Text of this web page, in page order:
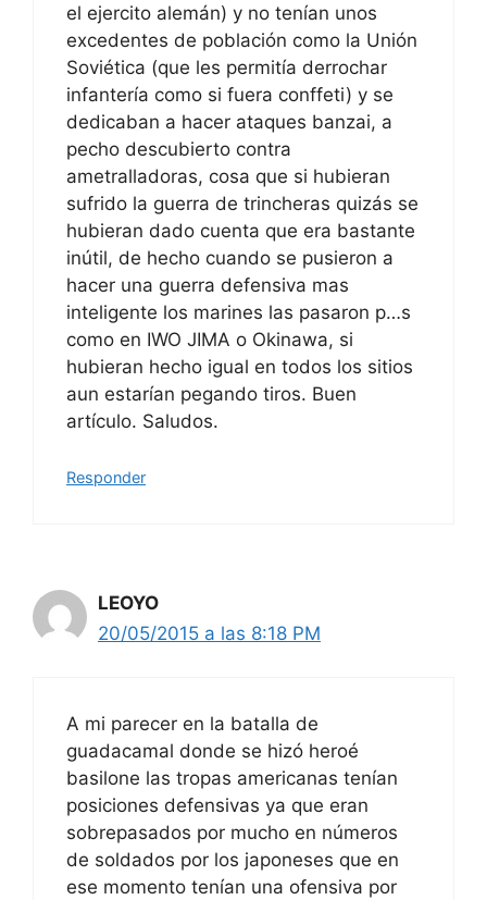
el ejercito alemán) y no tenían unos
excedentes de población como la Unión
Soviética (que les permitía derrochar
infantería como si fuera conffeti) y se
dedicaban a hacer ataques banzai, a
pecho descubierto contra
ametralladoras, cosa que si hubieran
sufrido la guerra de trincheras quizás se
hubieran dado cuenta que era bastante
inútil, de hecho cuando se pusieron a
hacer una guerra defensiva mas
inteligente los marines las pasaron p…s
como en IWO JIMA o Okinawa, si
hubieran hecho igual en todos los sitios
aun estarían pegando tiros. Buen
artículo. Saludos.
Responder
LEOYO
20/05/2015 a las 8:18 PM
A mi parecer en la batalla de
guadacamal donde se hizó heroé
basilone las tropas americanas tenían
posiciones defensivas ya que eran
sobrepasados por mucho en números
de soldados por los japoneses que en
ese momento tenían una ofensiva por